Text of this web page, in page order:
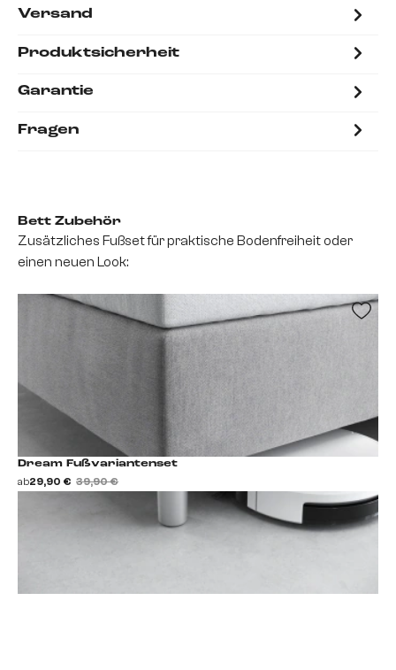
Versand
Produktsicherheit
Garantie
Fragen
Bett Zubehör
Zusätzliches Fußset für praktische Bodenfreiheit oder
einen neuen Look:
Dream Fußvariantenset
ab29,90 € 39,90 €
Fußset hinzufügen